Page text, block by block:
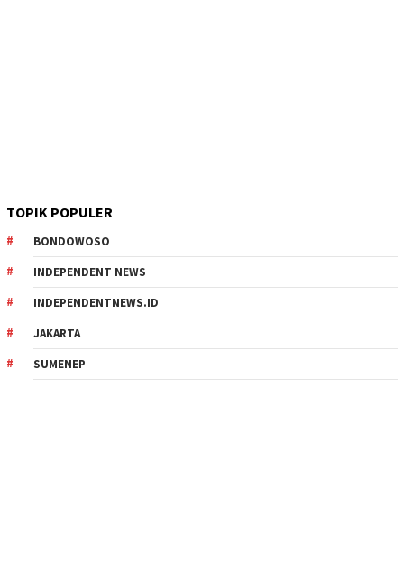
TOPIK POPULER
BONDOWOSO
INDEPENDENT NEWS
INDEPENDENTNEWS.ID
JAKARTA
SUMENEP